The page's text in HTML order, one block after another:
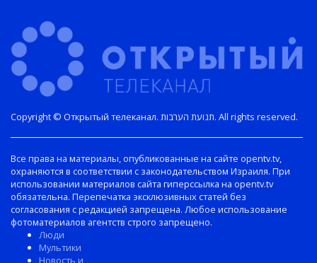
Copyright © Открытый телеканал. תנועת הערבות. All rights reserved.
Все права на материалы, опубликованные на сайте opentv.tv,
охраняются в соответствии с законодательством Израиля. При
использовании материалов сайта гиперссылка на opentv.tv
обязательна. Перепечатка эксклюзивных статей без
согласования с редакцией запрещена. Любое использование
фотоматериалов агентств строго запрещено.
Люди
Мультики
Новость и